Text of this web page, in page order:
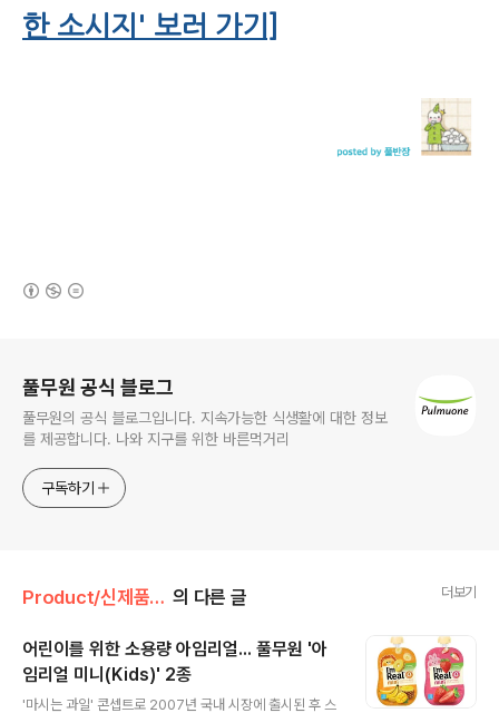
한 소시지' 보러 가기]
풀무원 공식 블로그
풀무원의 공식 블로그입니다. 지속가능한 식생활에 대한 정보
를 제공합니다. 나와 지구를 위한 바른먹거리
구독하기
Product/신제품 인사드려요! 의 다른 글 더보기
어린이를 위한 소용량 아임리얼... 풀무원 '아
임리얼 미니(Kids)' 2종
'마시는 과일' 콘셉트로 2007년 국내 시장에 출시된 후 스